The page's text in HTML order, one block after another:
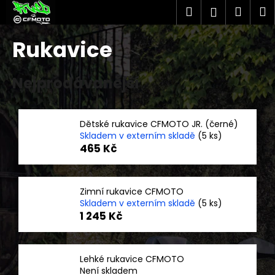
Přejít
obsah
Hledat
košík
Rukavice
Nejprodávanější
Dětské rukavice CFMOTO JR. (černé)
Skladem v externím skladě (5 ks)
465 Kč
Zimní rukavice CFMOTO
Skladem v externím skladě (5 ks)
1 245 Kč
Lehké rukavice CFMOTO
Není skladem
o
š
k
Zpět
Zpět
C
o
p
o
t
e
b
j
e
e